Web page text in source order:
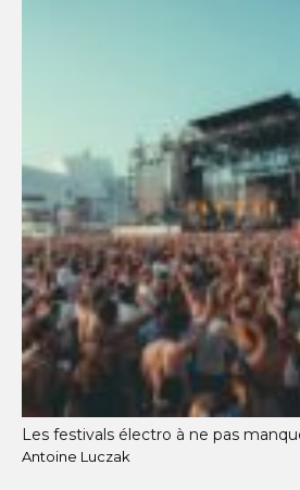
Les festivals électro à ne pas
Antoine Luczak